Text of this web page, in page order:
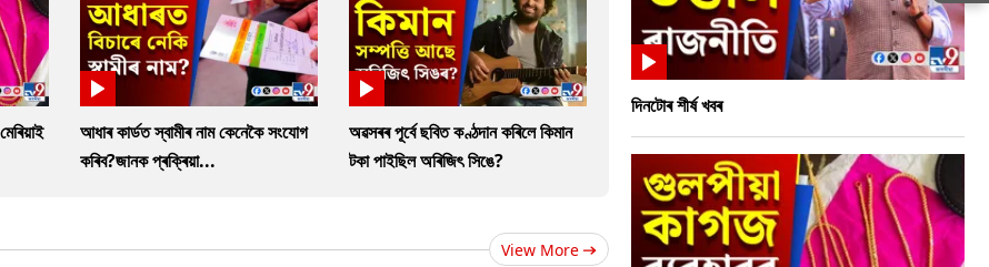
আধাৰ কাৰ্ডত স্বামীৰ নাম কেনেকৈ সংযোগ
কৰিব?জানক প্ৰক্ৰিয়া...
অৱসৰৰ পূৰ্বে ছবিত কণ্ঠদান কৰিলে কিমান
টকা পাইছিল অৰিজিৎ সিঙে?
View More
দিনটোৰ শীৰ্ষ খবৰ